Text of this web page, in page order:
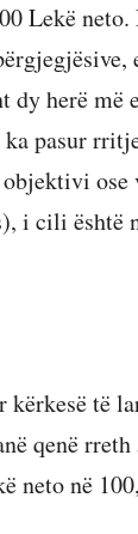
Lekë
herë më
pasur
ose
i cili është
kërkesë të
qenë
neto në